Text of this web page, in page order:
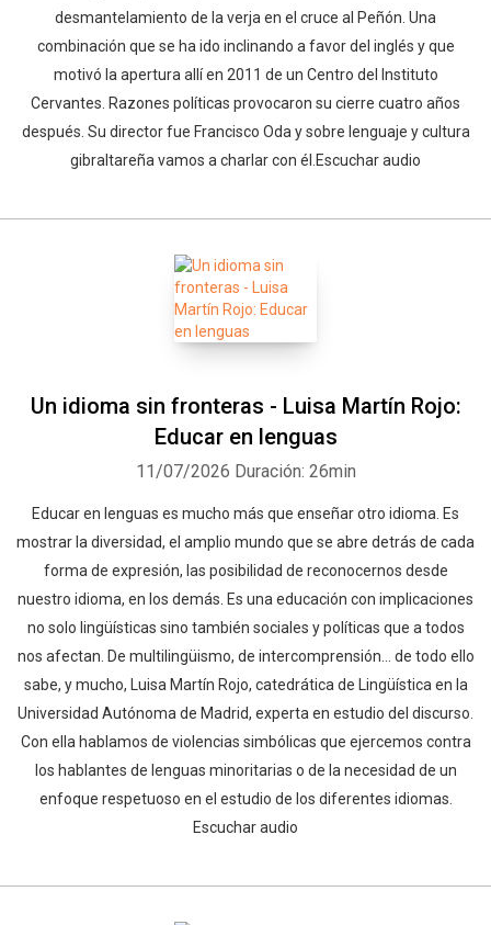
desmantelamiento de la verja en el cruce al Peñón. Una
combinación que se ha ido inclinando a favor del inglés y que
motivó la apertura allí en 2011 de un Centro del Instituto
Cervantes. Razones políticas provocaron su cierre cuatro años
después. Su director fue Francisco Oda y sobre lenguaje y cultura
gibraltareña vamos a charlar con él.Escuchar audio
Un idioma sin fronteras - Luisa Martín Rojo:
Educar en lenguas
11/07/2026 Duración: 26min
Educar en lenguas es mucho más que enseñar otro idioma. Es
mostrar la diversidad, el amplio mundo que se abre detrás de cada
forma de expresión, las posibilidad de reconocernos desde
nuestro idioma, en los demás. Es una educación con implicaciones
no solo lingüísticas sino también sociales y políticas que a todos
nos afectan. De multilingüismo, de intercomprensión... de todo ello
sabe, y mucho, Luisa Martín Rojo, catedrática de Lingüística en la
Universidad Autónoma de Madrid, experta en estudio del discurso.
Con ella hablamos de violencias simbólicas que ejercemos contra
los hablantes de lenguas minoritarias o de la necesidad de un
enfoque respetuoso en el estudio de los diferentes idiomas.
Escuchar audio